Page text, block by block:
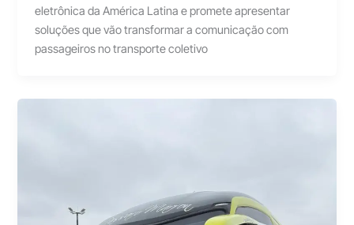
eletrônica da América Latina e promete apresentar
soluções que vão transformar a comunicação com
passageiros no transporte coletivo